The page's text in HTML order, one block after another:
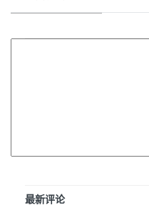
最新评论